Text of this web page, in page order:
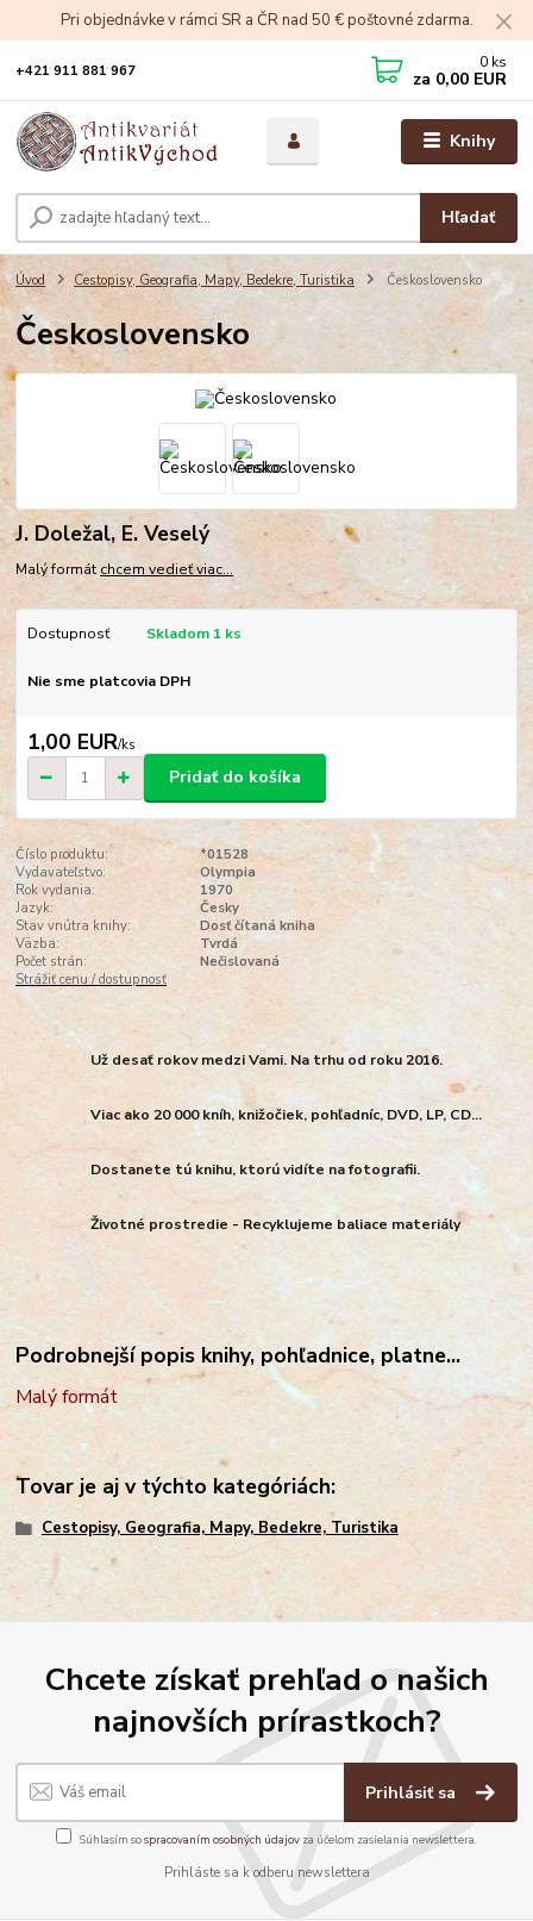
Pri objednávke v rámci SR a ČR nad 50 € poštovné zdarma.
Knihy
Hľadať
+421 911 881 967 0 ks
za 0,00 EUR
Úvod Cestopisy, Geografia, Mapy, Bedekre, Turistika Československo
Československo
J. Doležal, E. Veselý
Malý formátchcem vedieť viac...
Dostupnosť Skladom 1 ks
Nie sme platcovia DPH
1,00 EUR/ks
Pridať do košíka
Číslo produktu:
*01528
Vydavateľstvo:
Olympia
Rok vydania:
1970
Jazyk:
Česky
Stav vnútra knihy:
Dosť čítaná kniha
Väzba:
Tvrdá
Počet strán:
Nečislovaná
Strážiť cenu / dostupnosť
Už desať rokov medzi Vami. Na trhu od roku 2016.
Viac ako 20 000 kníh, knižočiek, pohľadníc, DVD, LP, CD...
Dostanete tú knihu, ktorú vidíte na fotografii.
Životné prostredie - Recyklujeme baliace materiály
Podrobnejší popis knihy, pohľadnice, platne...
Malý formát
Tovar je aj v týchto kategóriách:
Cestopisy, Geografia, Mapy, Bedekre, Turistika
Chcete získať prehľad o našich
najnovších prírastkoch?
Prihlásiť sa
Súhlasím sospracovaním osobných údajov za účelom zasielania newslettera.
Prihláste sa k odberu newslettera